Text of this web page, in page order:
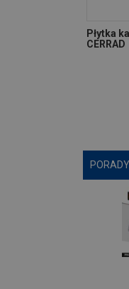
Płytka
CERRAD